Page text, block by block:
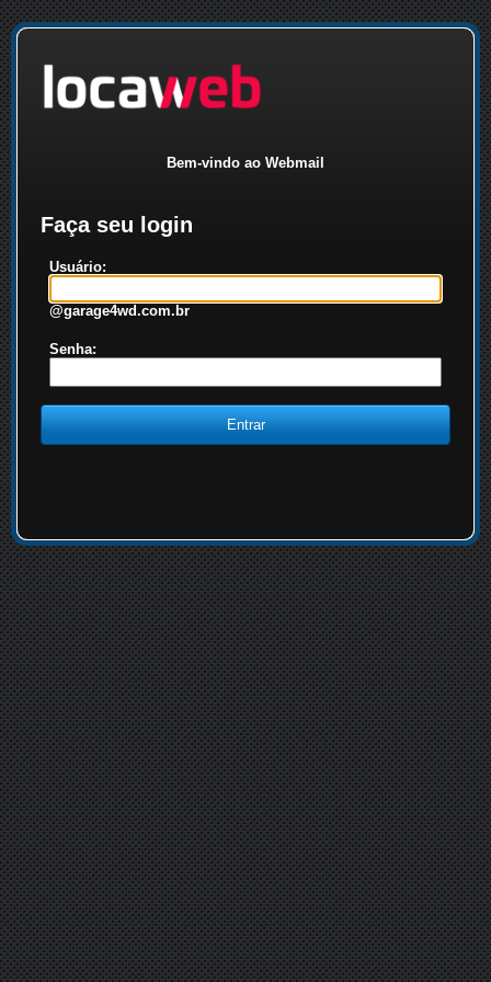
Bem-vindo ao Webmail
Faça seu login
Usuário:
@garage4wd.com.br
Senha: